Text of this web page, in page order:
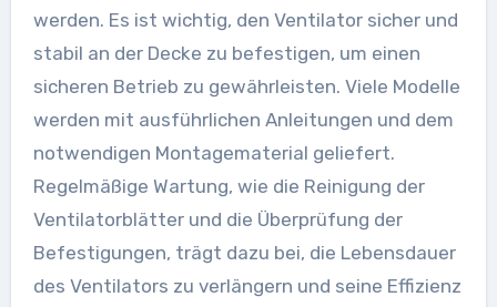
werden. Es ist wichtig, den Ventilator sicher und
stabil an der Decke zu befestigen, um einen
sicheren Betrieb zu gewährleisten. Viele Modelle
werden mit ausführlichen Anleitungen und dem
notwendigen Montagematerial geliefert.
Regelmäßige Wartung, wie die Reinigung der
Ventilatorblätter und die Überprüfung der
Befestigungen, trägt dazu bei, die Lebensdauer
des Ventilators zu verlängern und seine Effizienz